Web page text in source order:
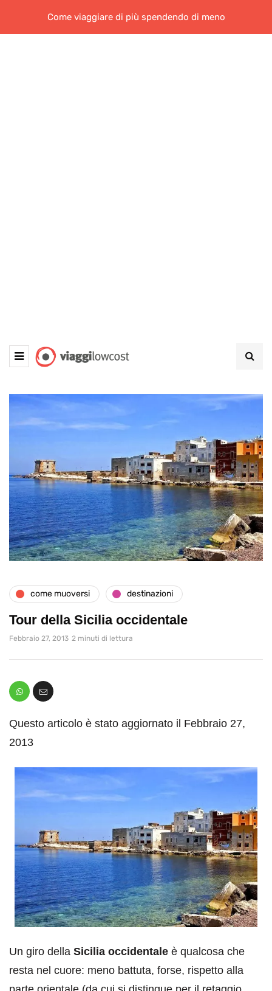
Come viaggiare di più spendendo di meno
come muoversi destinazioni
Tour della Sicilia occidentale
Febbraio 27, 2013 2 minuti di lettura
Questo articolo è stato aggiornato il Febbraio 27,
2013
Un giro della Sicilia occidentale è qualcosa che
resta nel cuore: meno battuta, forse, rispetto alla